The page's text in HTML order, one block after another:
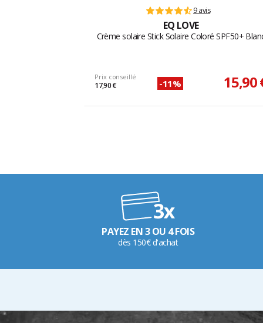
9 avis
EQ LOVE
Crème solaire Stick Solaire Coloré SPF50+
Prix conseillé
17,90 € -11% 15,90
PAYEZ EN 3 OU 4 FOIS
dès 150€ d'achat